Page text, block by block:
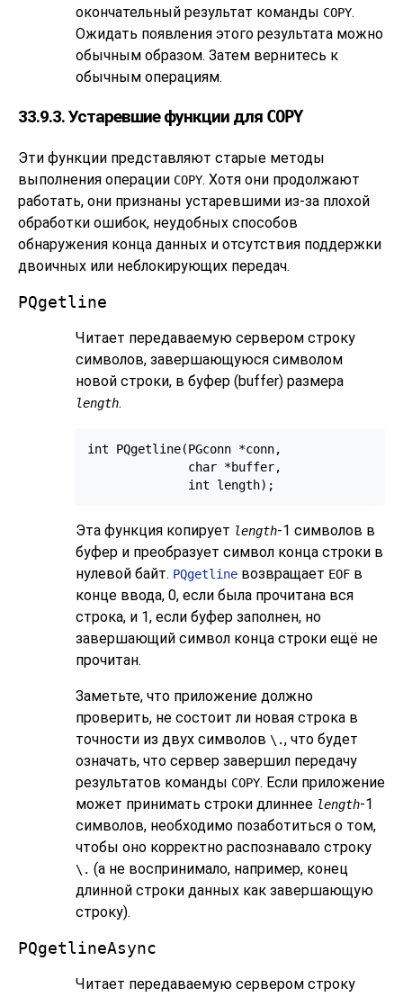
окончательный результат команды COPY.
Ожидать появления этого результата можно
обычным образом. Затем вернитесь к
обычным операциям.
33.9.3. Устаревшие функции для COPY
Эти функции представляют старые методы
выполнения операции COPY. Хотя они продолжают
работать, они признаны устаревшими из-за плохой
обработки ошибок, неудобных способов
обнаружения конца данных и отсутствия поддержки
двоичных или неблокирующих передач.
PQgetline
Читает передаваемую сервером строку
символов, завершающуюся символом
новой строки, в буфер (buffer) размера
length.
int PQgetline(PGconn *conn,
              char *buffer,
Эта функция копирует length-1 символов в
буфер и преобразует символ конца строки в
нулевой байт. PQgetline возвращает EOF в
конце ввода, 0, если была прочитана вся
строка, и 1, если буфер заполнен, но
завершающий символ конца строки ещё не
прочитан.
Заметьте, что приложение должно
проверить, не состоит ли новая строка в
точности из двух символов \., что будет
означать, что сервер завершил передачу
результатов команды COPY. Если приложение
может принимать строки длиннее length-1
символов, необходимо позаботиться о том,
чтобы оно корректно распознавало строку
\. (а не воспринимало, например, конец
длинной строки данных как завершающую
строку).
PQgetlineAsync
Читает передаваемую сервером строку